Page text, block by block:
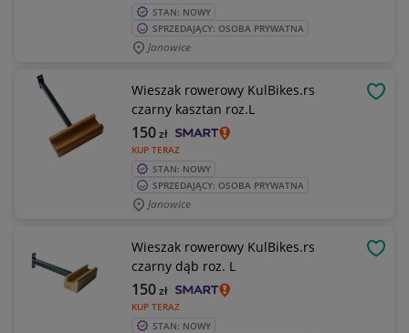
STAN: NOWY
SPRZEDAJĄCY: OSOBA PRYWATNA
Janowice
Wieszak rowerowy KulBikes.rs
czarny kasztan roz.L
KUP TERAZ
150zł
STAN: NOWY
SPRZEDAJĄCY: OSOBA PRYWATNA
Janowice
Wieszak rowerowy KulBikes.rs
czarny dąb roz. L
KUP TERAZ
150zł
STAN: NOWY